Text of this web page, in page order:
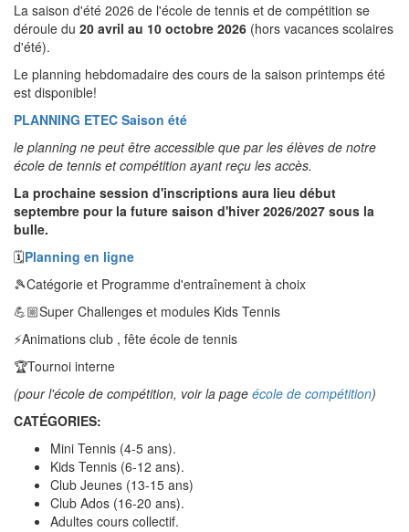
La saison d'été 2026 de l'école de tennis et de compétition se
déroule du 20 avril au 10 octobre 2026 (hors vacances scolaires
d'été).
Le planning hebdomadaire des cours de la saison printemps été
est disponible!
PLANNING ETEC Saison été
le planning ne peut être accessible que par les élèves de notre
école de tennis et compétition ayant reçu les accès.
La prochaine session d'inscriptions aura lieu début
septembre pour la future saison d'hiver 2026/2027 sous la
bulle.
🗓Planning en ligne
🎾Catégorie et Programme d'entraînement à choix
💪🏼Super Challenges et modules Kids Tennis
⚡️Animations club , fête école de tennis
🏆Tournoi interne
(pour l'école de compétition, voir la page école de compétition)
CATÉGORIES:
Mini Tennis (4-5 ans).
Kids Tennis (6-12 ans).
Club Jeunes (13-15 ans)
Club Ados (16-20 ans).
Adultes cours collectif.